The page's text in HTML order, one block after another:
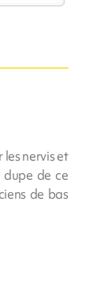
nervis et
dupe de ce
de bas